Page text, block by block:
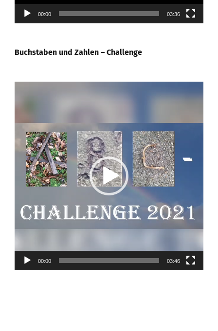
00:00 03:36
Buchstaben und Zahlen – Challenge
00:00 03:46